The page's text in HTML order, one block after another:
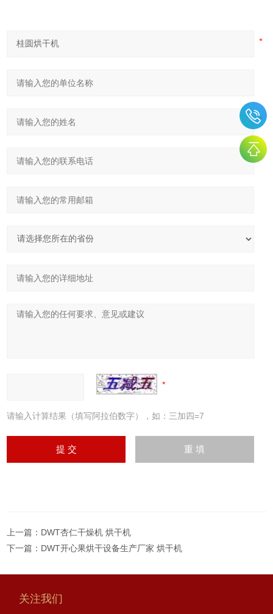
请输入计算结果（填写阿拉伯数字），如：三加四=7
上一篇： DWT杏仁干燥机 烘干机
下一篇： DWT开心果烘干设备生产厂家 烘干机
关注我们